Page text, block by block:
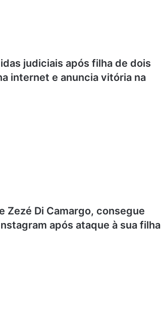
judiciais após filha de dois
internet e anuncia vitória na
Zezé Di Camargo, consegue
após ataque à sua filha